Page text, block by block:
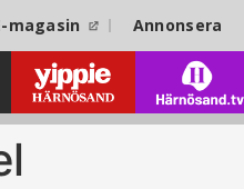
magasin Annonsera